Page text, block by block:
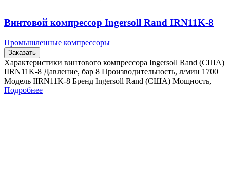
Винтовой компрессор Ingersoll Rand IRN11K-8
Промышленные компрессоры
Заказать
Характеристики винтового компрессора Ingersoll Rand (США)
IIRN11K-8 Давление, бар 8 Производительность, л/мин 1700
Модель IIRN11K-8 Бренд Ingersoll Rand (США) Мощность,
Подробнее